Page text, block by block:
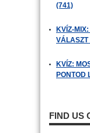
(741)
KVÍZ-
KVÍZ:
PONTOD
FIND US